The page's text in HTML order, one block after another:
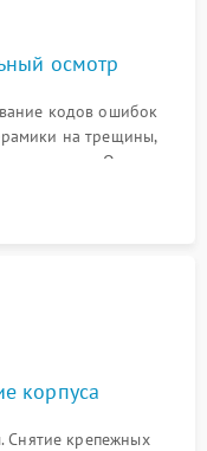
осмотр
кодов ошибок
на трещины,
нагрева. Опрос
не видит посуду,
корпуса
Снятие крепежных